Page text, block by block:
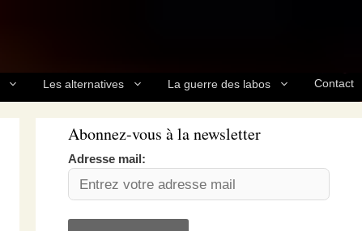
Les alternatives La guerre des labos Contact
Abonnez-vous à la newsletter
Adresse mail: